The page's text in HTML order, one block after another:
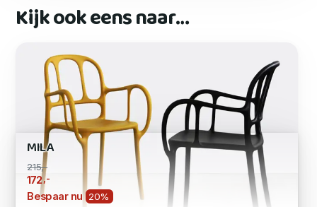
Kijk ook eens naar…
MILA
215,-
172,-
Bespaar nu 20%